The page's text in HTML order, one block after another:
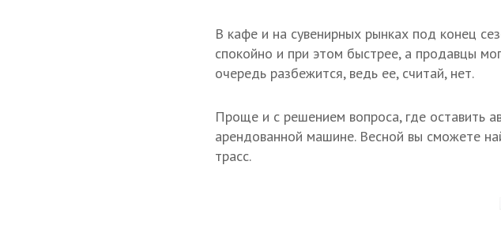
В кафе и на сувенирных рынках под конец
спокойно и при этом быстрее, а продавцы
очередь разбежится, ведь ее, считай, нет.
Проще и с решением вопроса, где оставить
арендованной машине. Весной вы сможете
трасс.